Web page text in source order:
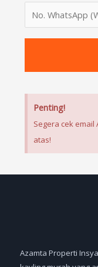
Penting!
Segera cek
atas!
Azamta Properti